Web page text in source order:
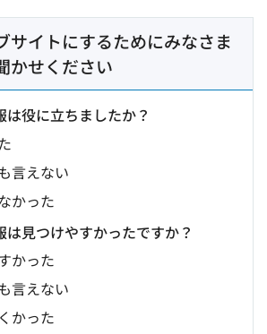
サイトにするためにみなさま
かせください
は役に立ちましたか？
言えない
かった
は見つけやすかったですか？
かった
言えない
かった